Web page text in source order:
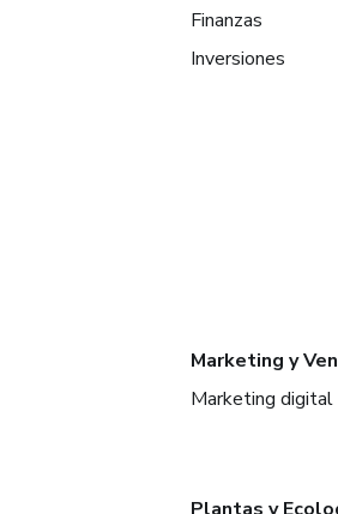
Finanzas
Inversiones
Marketing y
Marketing digital